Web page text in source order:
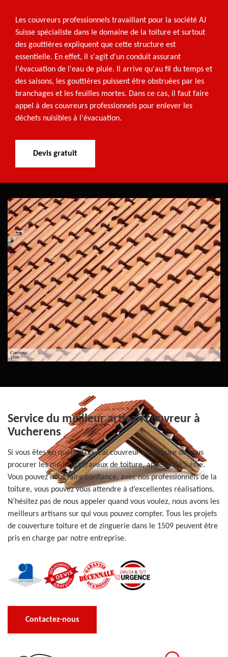
Les couvreurs professionnels travaillant pour la société AJ
Suisse spécialiste dans le domaine de la toiture et surtout
des gouttières expliquent que cette structure est
essentielle. En effet, il s'agit d'un conduit assurant
l'évacuation de l'eau de pluie. Il arrive qu'au fil du temps et
des saisons, les gouttières puissent être obstruées par les
branchages et les feuilles mortes. Dans ce cas, il faut faire
appel à des couvreurs professionnels pour enlever les
déchets nuisibles à l'évacuation.
Devis gratuit
Service du meilleur artisan couvreur à
Vucherens
Si vous êtes en quête d’un vrai couvreur en mesure de vous
procurer les meilleurs travaux de toiture, appelez AJ Suisse.
Vous pouvez nous faire confiance, avec nos professionnels de la
toiture, vous pouvez vous attendre à d’excellentes réalisations.
N’hésitez pas de nous appeler quand vous voulez, nous avons les
meilleurs artisans sur qui vous pouvez compter. Tous les projets
de couverture toiture et de zinguerie dans le 1509 peuvent être
pris en charge par notre entreprise.
Contactez-nous